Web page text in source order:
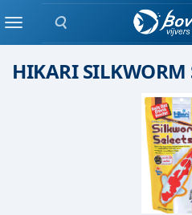
Zoeken
Menukoivoer
HIKARI SILKWORM